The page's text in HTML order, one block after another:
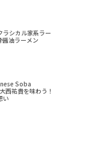
ラシカル家系ラー
醤油ラーメン
Soba
西祐貴を味わう！
い